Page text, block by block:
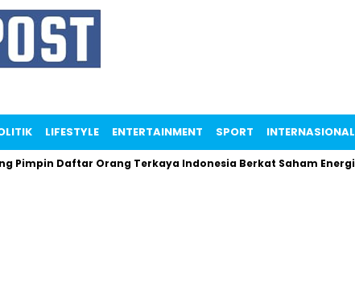
LIFESTYLE ENTERTAINMENT SPORT INTERNASIONAL
Pimpin Daftar Orang Terkaya Indonesia Berkat Saham Energi